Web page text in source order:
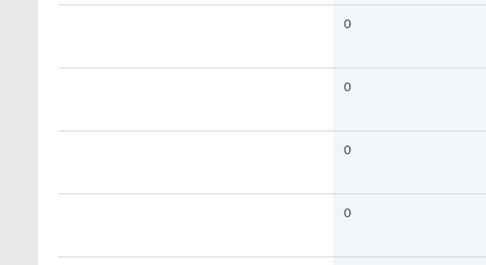
0
0
0
0